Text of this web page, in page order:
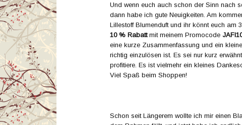
Und wenn euch auch schon der Sinn nach
dann habe ich gute Neuigkeiten. Am
Lillestoff Blumenduft und ihr könnt euch am
10 % Rabattmit meinem Promocode
eine kurze Zusammenfassung und ein
richtig einzulösen ist. Es sei nur kurz
profitiere. Es ist vielmehr ein kleines
Viel Spaß beim Shoppen!
Schon seit Längerem wollte ich mir einen